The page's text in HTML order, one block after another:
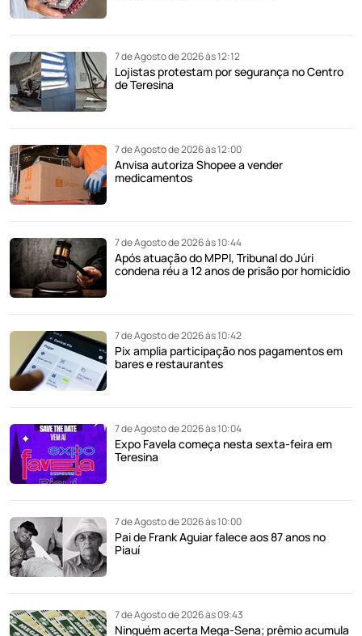
7 de Agosto de 2026 às 12:12
Lojistas protestam por segurança no Centro
de Teresina
7 de Agosto de 2026 às 12:00
Anvisa autoriza Shopee a vender
medicamentos
7 de Agosto de 2026 às 10:44
Após atuação do MPPI, Tribunal do Júri
condena réu a 12 anos de prisão por homicídio
7 de Agosto de 2026 às 10:42
Pix amplia participação nos pagamentos em
bares e restaurantes
7 de Agosto de 2026 às 10:04
Expo Favela começa nesta sexta-feira em
Teresina
7 de Agosto de 2026 às 10:00
Pai de Frank Aguiar falece aos 87 anos no
Piauí
7 de Agosto de 2026 às 09:43
Ninguém acerta Mega-Sena; prêmio acumula